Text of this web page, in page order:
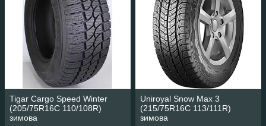
Tigar Cargo Speed Winter
(205/75R16C 110/108R)
зимова
Uniroyal Snow Max 3
(215/75R16C 113/111R)
зимова